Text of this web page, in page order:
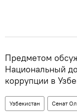
Предметом
Национальный
коррупции в
Узбекистан Сенат